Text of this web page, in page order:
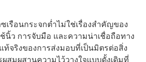
เรือนกระจกต่ำไม่ใช่เรื่องสำคัญของ
นิ้ว การจับมือ และความน่าเชื่อถือทาง
จริงของการส่งมอบที่เป็นมิตรต่อสิ่ง
สมผสานความไว้วางใจแบบดั้งเดิมที่